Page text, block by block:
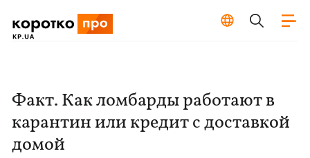
Факт. Как ломбарды работают в
карантин или кредит с доставкой
домой